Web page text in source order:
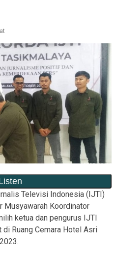
Televisi Indonesia (IJTI)
Musyawarah Koordinator
ketua dan pengurus IJTI
di Ruang Cemara Hotel Asri